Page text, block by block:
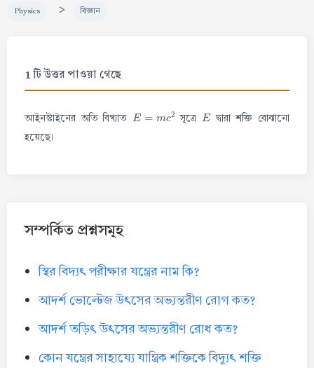
Physics > বিজ্ঞান
1 টি উত্তর পাওয়া গেছে
আইনস্টাইনের অতি বিখ্যাতE= সূত্রে E দ্বারাশক্তি বোঝানো
হয়েছে।
সম্পর্কিত প্রশ্নসমূহ
স্থির বিদ্যৎ পরীক্ষার যন্ত্রের নাম কি?
আদর্শ ভোল্টেজ উৎসের অভ্যন্তরীণ রোগ কত?
আদর্শ তড়িৎ উৎসের অভ্যন্তরীণ রোধ কত?
কোন যন্ত্রের সাহায্যে যান্ত্রিক শক্তিকে বিদ্যুৎ শক্তি